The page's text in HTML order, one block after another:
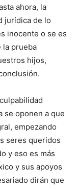
ahora, la
jurídica de lo
inocente o se es
la prueba
hijos,
se oponen a que
empezando
seres queridos
y eso es más
y sus apoyos
dirán que